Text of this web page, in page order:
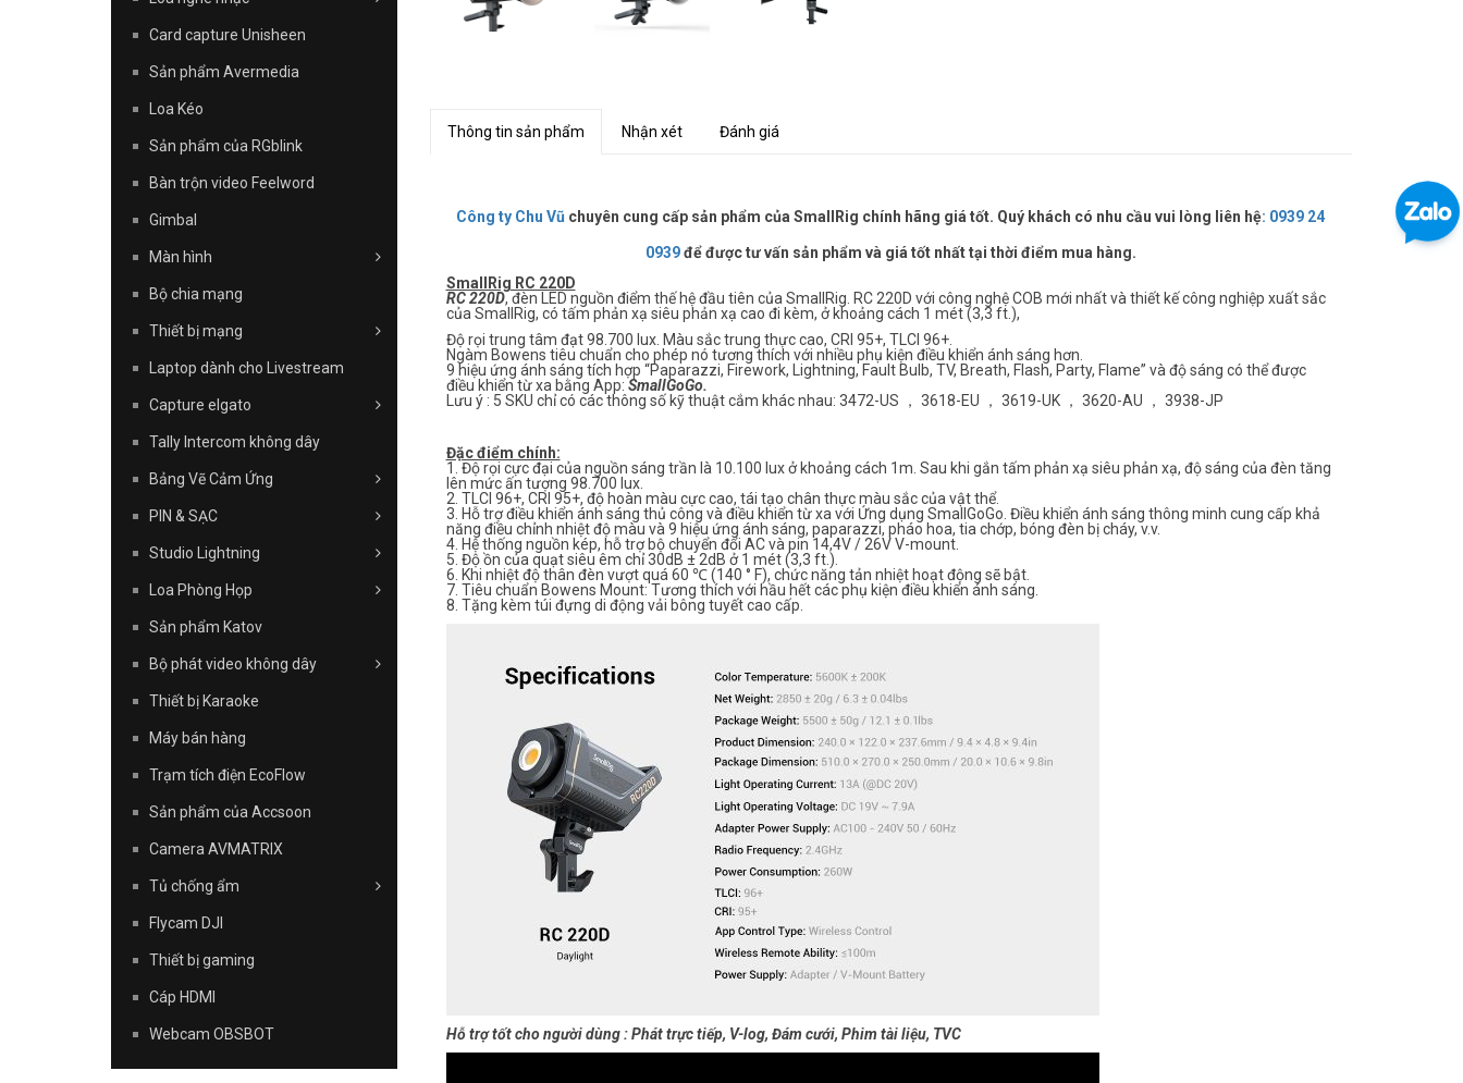
Thông tin sản phẩm Nhận xét Đánh giá
Công ty Chu Vũ chuyên cung cấp sản phẩm của SmallRig chính hãng giá tốt. Quý khách có nhu cầu vui lòng liên hệ: 0939 24
0939 để được tư vấn sản phẩm và giá tốt nhất tại thời điểm mua hàng.
SmallRig RC 220D
RC 220D, đèn LED nguồn điểm thế hệ đầu tiên của SmallRig. RC 220D với công nghệ COB mới nhất và thiết kế công nghiệp xuất sắc
của SmallRig, có tấm phản xạ siêu phản xạ cao đi kèm, ở khoảng cách 1 mét (3,3 ft.),
Độ rọi trung tâm đạt 98.700 lux. Màu sắc trung thực cao, CRI 95+, TLCI 96+.
Ngàm Bowens tiêu chuẩn cho phép nó tương thích với nhiều phụ kiện điều khiển ánh sáng hơn.
9 hiệu ứng ánh sáng tích hợp “Paparazzi, Firework, Lightning, Fault Bulb, TV, Breath, Flash, Party, Flame” và độ sáng có thể được
điều khiển từ xa bằng App: SmallGoGo.
Lưu ý : 5 SKU chỉ có các thông số kỹ thuật cắm khác nhau: 3472-US ， 3618-EU ， 3619-UK ， 3620-AU ， 3938-JP
Đặc điểm chính:
1. Độ rọi cực đại của nguồn sáng trần là 10.100 lux ở khoảng cách 1m. Sau khi gắn tấm phản xạ siêu phản xạ, độ sáng của đèn tăng
lên mức ấn tượng 98.700 lux.
2. TLCI 96+, CRI 95+, độ hoàn màu cực cao, tái tạo chân thực màu sắc của vật thể.
3. Hỗ trợ điều khiển ánh sáng thủ công và điều khiển từ xa với Ứng dụng SmallGoGo. Điều khiển ánh sáng thông minh cung cấp khả
năng điều chỉnh nhiệt độ màu và 9 hiệu ứng ánh sáng, paparazzi, pháo hoa, tia chớp, bóng đèn bị cháy, v.v.
4. Hệ thống nguồn kép, hỗ trợ bộ chuyển đổi AC và pin 14,4V / 26V V-mount.
5. Độ ồn của quạt siêu êm chỉ 30dB ± 2dB ở 1 mét (3,3 ft.).
6. Khi nhiệt độ thân đèn vượt quá 60 ℃ (140 ° F), chức năng tản nhiệt hoạt động sẽ bật.
7. Tiêu chuẩn Bowens Mount: Tương thích với hầu hết các phụ kiện điều khiển ánh sáng.
8. Tặng kèm túi đựng di động vải bông tuyết cao cấp.
Hỗ trợ tốt cho người dùng : Phát trực tiếp, V-log, Đám cưới, Phim tài liệu, TVC
Card capture Unisheen
Sản phẩm Avermedia
Loa Kéo
Sản phẩm của RGblink
Bàn trộn video Feelword
Gimbal
Màn hình
Bộ chia mạng
Thiết bị mạng
Laptop dành cho Livestream
Capture elgato
Tally Intercom không dây
Bảng Vẽ Cảm Ứng
PIN & SẠC
Studio Lightning
Loa Phòng Họp
Sản phẩm Katov
Bộ phát video không dây
Thiết bị Karaoke
Máy bán hàng
Trạm tích điện EcoFlow
Sản phẩm của Accsoon
Camera AVMATRIX
Tủ chống ẩm
Flycam DJI
Thiết bị gaming
Cáp HDMI
Webcam OBSBOT